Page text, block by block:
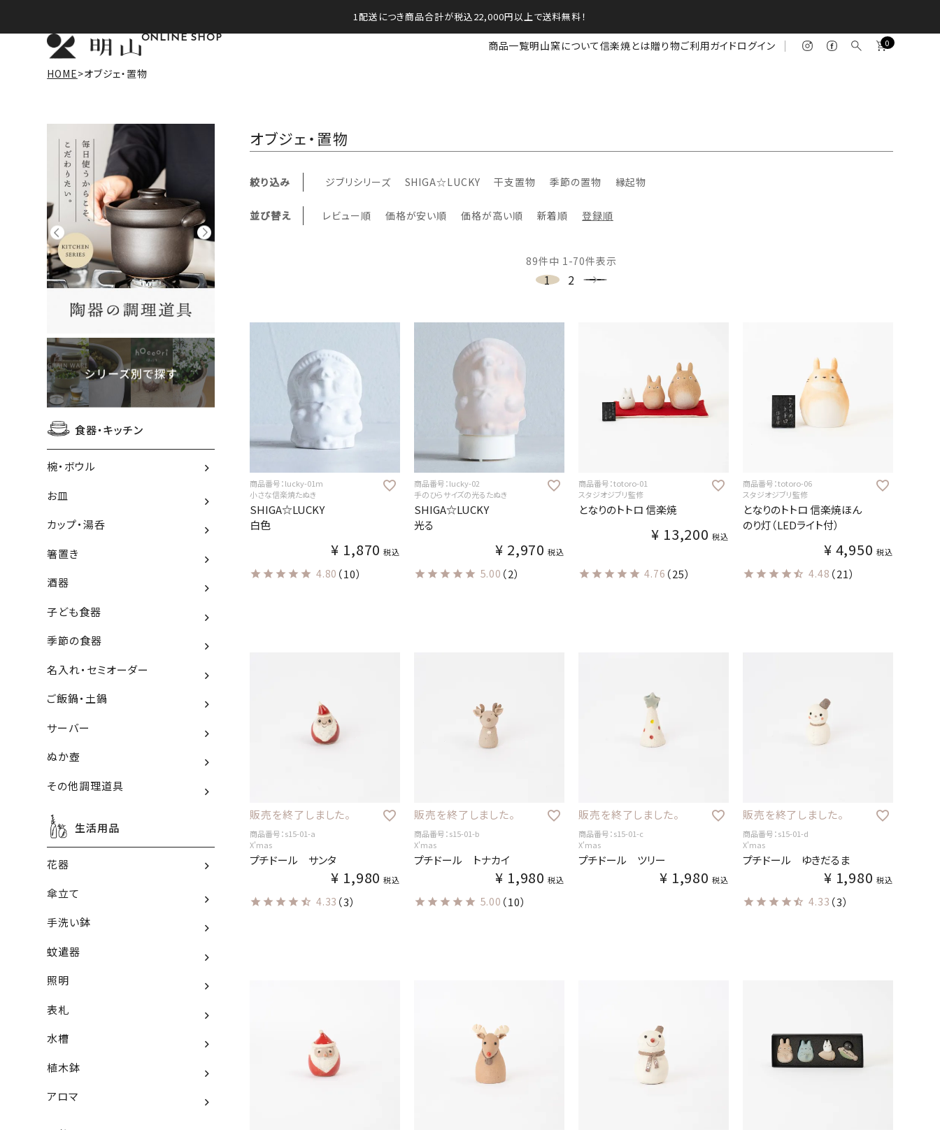
1配送につき商品合計が税込22,000円以上で送料無料！
ONLINE SHOP
商品一覧明山窯について信楽焼とは贈り物ご利用ガイドログイン 0
HOME オブジェ・置物
食器・キッチン
椀・ボウル
お皿
カップ・湯呑
箸置き
酒器
子ども食器
季節の食器
名入れ・セミオーダー
ご飯鍋・土鍋
サーバー
ぬか壺
その他調理道具
生活用品
花器
傘立て
手洗い鉢
蚊遣器
照明
表札
水槽
植木鉢
アロマ
オブジェ・置物
絞り込み ジブリシリーズ SHIGA☆LUCKY 干支置物 季節の置物 縁起物
並び替え レビュー順 価格が安い順 価格が高い順 新着順 登録順
89件中 1 -70件表示
1 2
商品番号：lucky-01m
小さな信楽焼たぬき
SHIGA☆LUCKY
白色
¥ 1,870 税込
4.80 （10）
商品番号：lucky-02
手のひらサイズの光るたぬき
SHIGA☆LUCKY
光る
¥ 2,970 税込
5.00 （2）
商品番号：totoro-01
スタジオジブリ監修
となりのトトロ 信楽焼
¥ 13,200 税込
4.76 （25）
商品番号：totoro-06
スタジオジブリ監修
となりのトトロ 信楽焼ほん
のり灯（LEDライト付）
¥ 4,950 税込
4.48 （21）
販売を終了しました。
商品番号：s15-01-a
X'mas
プチドール サンタ
¥ 1,980 税込
4.33 （3）
販売を終了しました。
商品番号：s15-01-b
X'mas
プチドール トナカイ
¥ 1,980 税込
5.00 （10）
販売を終了しました。
商品番号：s15-01-c
X'mas
プチドール ツリー
¥ 1,980 税込
販売を終了しました。
商品番号：s15-01-d
X'mas
プチドール ゆきだるま
¥ 1,980 税込
4.33 （3）